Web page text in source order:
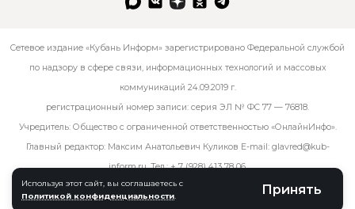
Используя этот сайт, вы соглашаетесь с
Политикой конфиденциальности
Принять
Сетевое издание «Кубань Информ» зарегистрировано Федеральной службой
по надзору в сфере связи, информационных технологий и массовых
коммуникаций 24.09.2019 г.
регистрационный номер записи: серия ЭЛ № ФС 77 — 76818.
Учредитель: Общество с ограниченной ответственностью «ОнлайнИнфо».
Главный редактор: Максим Анатольевич Куликов E-mail: glavred@kub-
inform.ru. Тел.:+ 7 (928) 413 78 06.
© kub-inform 2026